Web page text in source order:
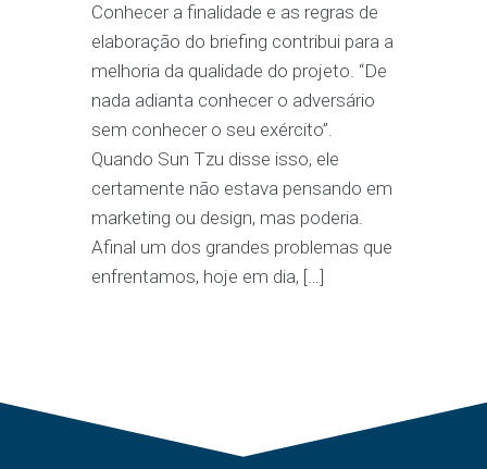
Conhecer a finalidade e as regras de
elaboração do briefing contribui para a
melhoria da qualidade do projeto. “De
nada adianta conhecer o adversário
sem conhecer o seu exército”.
Quando Sun Tzu disse isso, ele
certamente não estava pensando em
marketing ou design, mas poderia.
Afinal um dos grandes problemas que
enfrentamos, hoje em dia, […]